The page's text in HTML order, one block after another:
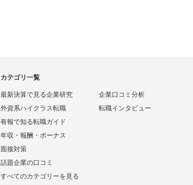
カテゴリ一覧
最新決算で見る企業研究
外資系ハイクラス転職
有報で知る転職ガイド
年収・報酬・ボーナス
面接対策
話題企業の口コミ
企業口コミ分析
転職インタビュー
すべてのカテゴリーを見る